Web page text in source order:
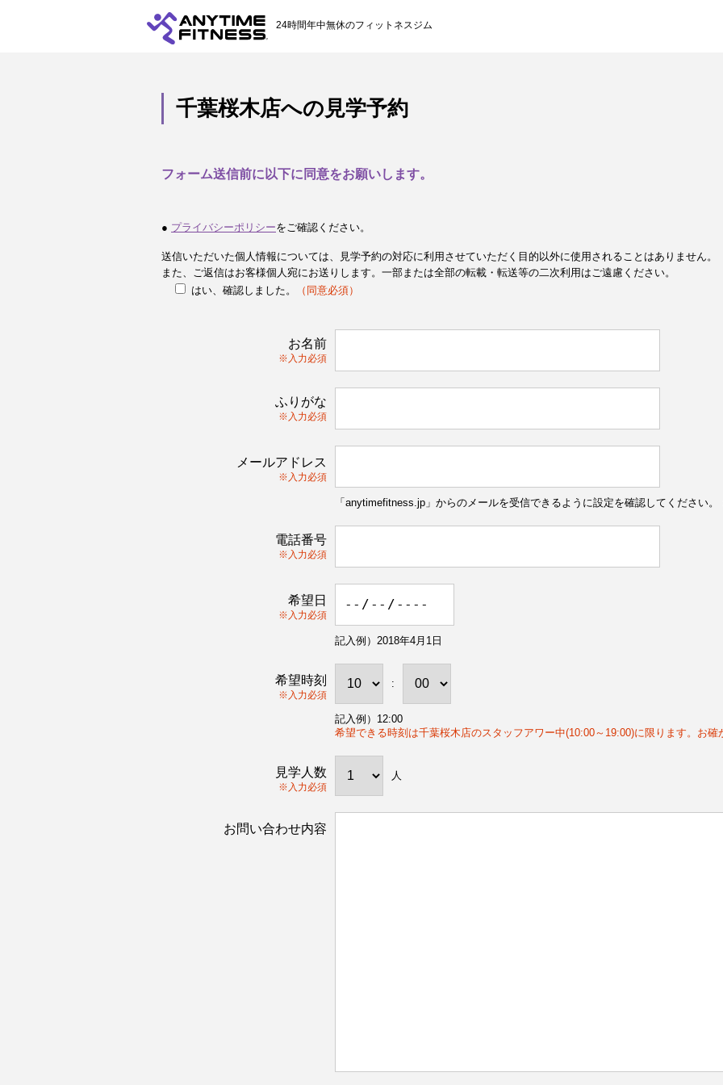
24時間年中無休のフィットネスジム
千葉桜木店への見学予約
フォーム送信前に以下に同意をお願いします。
● プライバシーポリシーをご確認ください。
送信いただいた個人情報については、見学予約の対応に利用させていただく目的以外に使用されることはありません。
また、ご返信はお客様個人宛にお送りします。一部または全部の転載・転送等の二次利用はご遠慮ください。
はい、確認しました。
（同意必須）
お名前
※入力必須
ふりがな
※入力必須
メールアドレス
※入力必須
「anytimefitness.jp」からのメールを受信できるように設定を確認してください。
電話番号
※入力必須
希望日
※入力必須
記入例）2018年4月1日
希望時刻
※入力必須
:
記入例）12:00
希望できる時刻は千葉桜木店のスタッフアワー中(10:00～19:00)に限ります。お確
見学人数
※入力必須
人
お問い合わせ内容